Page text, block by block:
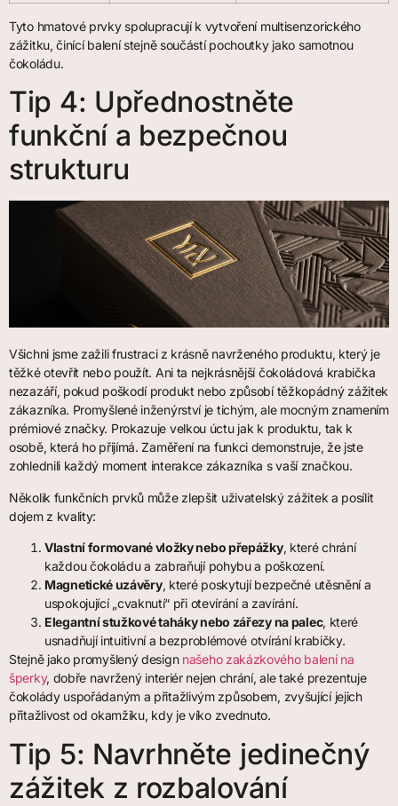
Tyto hmatové prvky spolupracují k vytvoření multisenzorického
zážitku, činící balení stejně součástí pochoutky jako samotnou
čokoládu.
Tip 4: Upřednostněte
funkční a bezpečnou
strukturu
Všichni jsme zažili frustraci z krásně navrženého produktu, který je
těžké otevřít nebo použít. Ani ta nejkrásnější čokoládová krabička
nezazáří, pokud poškodí produkt nebo způsobí těžkopádný zážitek
zákazníka. Promyšlené inženýrství je tichým, ale mocným znamením
prémiové značky. Prokazuje velkou úctu jak k produktu, tak k
osobě, která ho přijímá. Zaměření na funkci demonstruje, že jste
zohlednili každý moment interakce zákazníka s vaší značkou.
Několik funkčních prvků může zlepšit uživatelský zážitek a posílit
dojem z kvality:
Vlastní formované vložky nebo přepážky, které chrání
každou čokoládu a zabraňují pohybu a poškození.
Magnetické uzávěry, které poskytují bezpečné utěsnění a
uspokojující „cvaknutí“ při otevírání a zavírání.
Elegantní stužkové taháky nebo zářezy na palec, které
usnadňují intuitivní a bezproblémové otvírání krabičky.
Stejně jako promyšlený design našeho zakázkového balení na
šperky, dobře navržený interiér nejen chrání, ale také prezentuje
čokolády uspořádaným a přitažlivým způsobem, zvyšující jejich
přitažlivost od okamžiku, kdy je víko zvednuto.
Tip 5: Navrhněte jedinečný
zážitek z rozbalování